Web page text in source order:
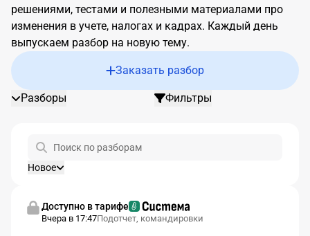
решениями, тестами и полезными материалами про
изменения в учете, налогах и кадрах. Каждый день
выпускаем разбор на новую тему.
Заказать разбор
Разборы Фильтры
Новое
Доступно в тарифе
Вчера в 17:47Подотчет, командировки